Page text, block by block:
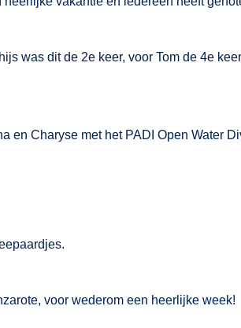
was dit de 2e keer, voor Tom de 4e
en Charyse met het PADI Open Water
voor wederom een heerlijke week!